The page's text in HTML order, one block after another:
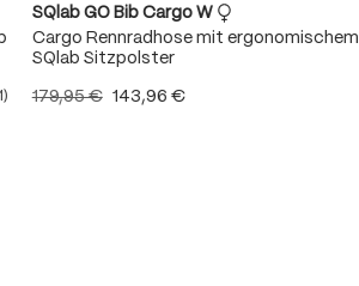
Bewertung von 5 von 5 Sternen
SQlab GO Bib Cargo W
Cargo Rennradhose mit ergonomischem
SQlab Sitzpolster
179,95 € 143,96 €